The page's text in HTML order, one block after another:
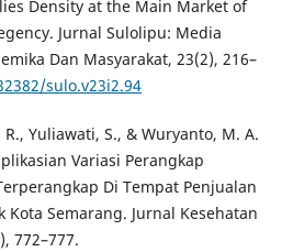
Density at the Main Market of
Jurnal Sulolipu: Media
Dan Masyarakat, 23(2), 216–
sulo.v23i2.94
Yuliawati, S., & Wuryanto, M. A.
Variasi Perangkap
Di Tempat Penjualan
Kota Semarang. Jurnal Kesehatan
772–777.